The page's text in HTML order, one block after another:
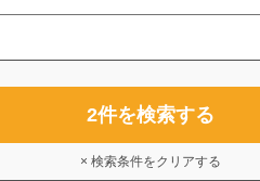
2件を検索する
× 検索条件をクリアする